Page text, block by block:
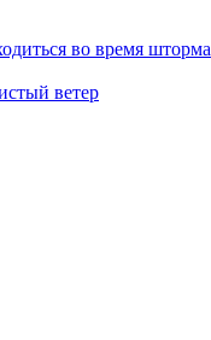
во время шторма
ветер